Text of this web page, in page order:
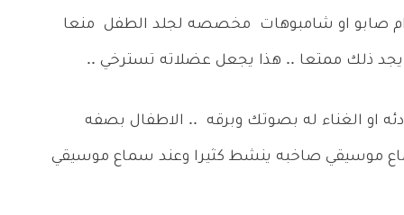
صابو او شامبوهات مخصصه لجلد الطفل منعا
ذلك ممتعا .. هذا يجعل عضلاته تسترخي ..
الغناء له بصوتك وبرقه .. الاطفال بصفه
موسيقي صاخبه ينشط كثيرا وعند سماع موسيقي